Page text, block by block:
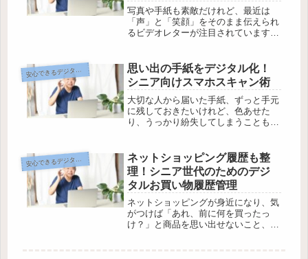
写真や手紙も素敵だけれど、最近は
「声」と「笑顔」をそのまま伝えられ
るビデオレターが注目されています。
新のスマートフォンやタブレットを使
えば、とても簡単にビデオメッセージ
を作...
安 心できるデジタル終活のヒント
思い出の手紙をデジタル化！
シニア向けスマホスキャン術
大切な人から届いた手紙、ずっと手元
に残しておきたいけれど、色あせた
り、うっかり紛失してしまうこともあ
理がなかなか大変なのも事実です。そ
こで今回は、スマホのカメラだけを使
って...
安 心できるデジタル終活のヒント
ネットショッピング履歴も整
理！シニア世代のためのデジ
タルお買い物履歴管理
ネットショッピングが身近になり、気
がつけば「あれ、前に何を買ったっ
け？」と商品を思い出せないこと、あ